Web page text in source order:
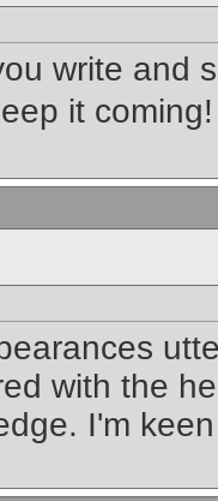
write and
it
with the
I'm